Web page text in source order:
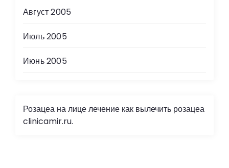
Август 2005
Июль 2005
Июнь 2005
Розацеа на лице лечение как вылечить розацеа
clinicamir.ru.